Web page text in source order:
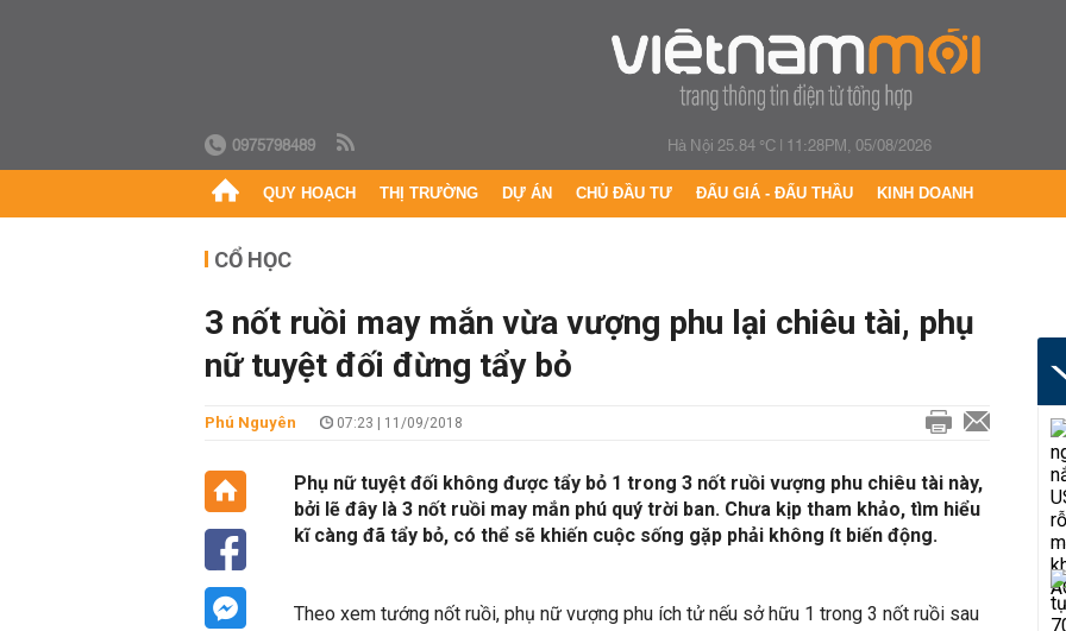
0975798489 Hà Nội 25.84 °C| 11:28PM, 05/08/2026
QUY HOẠCH THỊ TRƯỜNG DỰ ÁN CHỦ ĐẦU TƯ ĐẤU GIÁ - ĐẤU THẦU KINH DOANH
CỔ HỌC
3 nốt ruồi may mắn vừa vượng phu lại chiêu tài, phụ
nữ tuyệt đối đừng tẩy bỏ
Phú Nguyên 07:23 | 11/09/2018
Phụ nữ tuyệt đối không được tẩy bỏ 1 trong 3 nốt ruồi vượng phu chiêu tài này,
bởi lẽ đây là 3 nốt ruồi may mắn phú quý trời ban. Chưa kịp tham khảo, tìm hiểu
kĩ càng đã tẩy bỏ, có thể sẽ khiến cuộc sống gặp phải không ít biến động.
Theo xem tướng nốt ruồi, phụ nữ vượng phu ích tử nếu sở hữu 1 trong 3 nốt ruồi sau